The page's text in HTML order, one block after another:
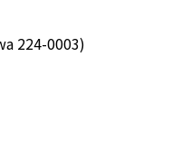
224-0003)